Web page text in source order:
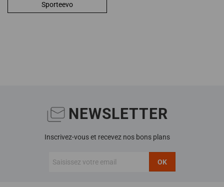
Sporteevo
NEWSLETTER
Inscrivez-vous et recevez nos bons plans
OK